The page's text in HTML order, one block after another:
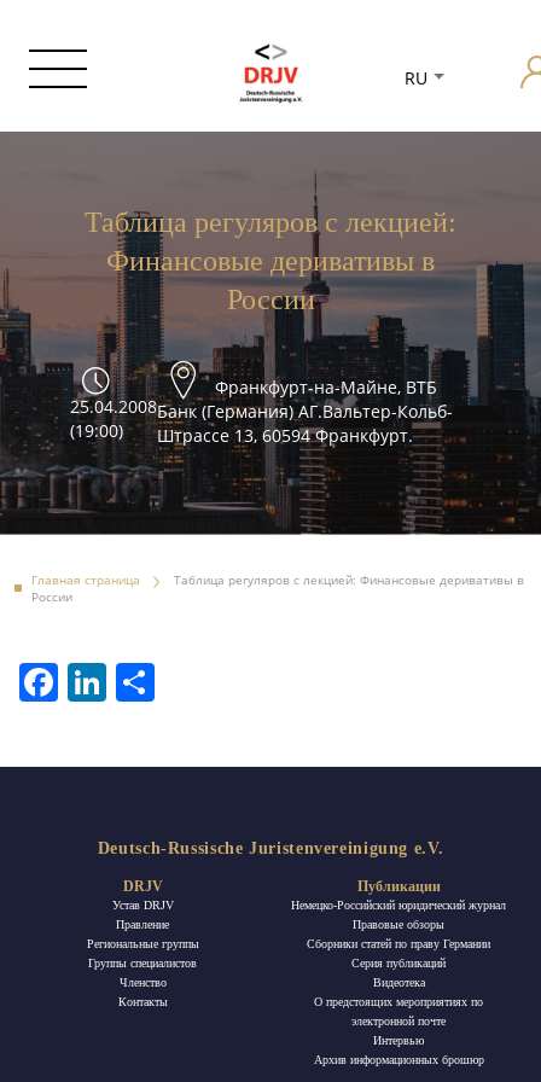
RU
Таблица регуляров с лекцией:
Финансовые деривативы в
России
25.04.2008
(19:00)
Франкфурт-на-Майне, ВТБ
Банк (Германия) АГ.Вальтер-Кольб-
Штрассе 13, 60594 Франкфурт.
Главная страница
Таблица регуляров с лекцией: Финансовые деривативы в
России
FacebookLinkedIn
Deutsch-Russische Juristenvereinigung e.V.
DRJV
Устав DRJV
Правление
Региональные группы
Группы специалистов
Членство
Контакты
Публикации
Немецко-Российский юридический журнал
Правовые обзоры
Сборники статей по праву Германии
Ceрия публикаций
Видеотека
О предстоящих мероприятиях по
электронной почте
Интервью
Архив информационных брошюр